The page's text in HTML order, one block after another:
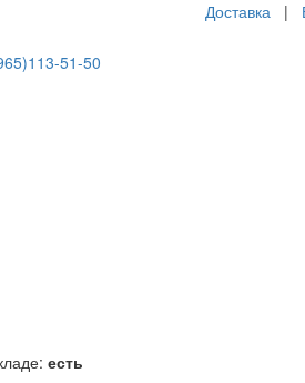
Доставка|
51-50
вашего ребенка и надолго
Она помогает улучшить
наблюдать за движениями
этой игрушки не
рабочего дня. Представьте,
- увлекательно и
есть